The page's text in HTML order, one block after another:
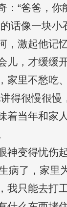
：“爸爸，你
话像一块小
，激起他记
儿，才缓缓
家里不愁吃
得很慢很慢
着当年和家
变得忧伤起
病了，家里
我只能去打